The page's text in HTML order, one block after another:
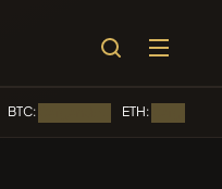
BTC: ETH: